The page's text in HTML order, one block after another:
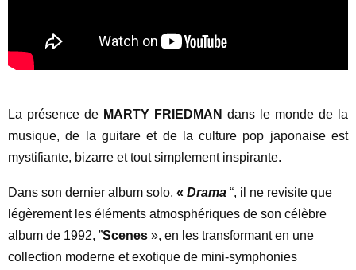
La présence de MARTY FRIEDMAN dans le monde de la
musique, de la guitare et de la culture pop japonaise est
mystifiante, bizarre et tout simplement inspirante.
Dans son dernier album solo, « Drama “, il ne revisite que
légèrement les éléments atmosphériques de son célèbre
album de 1992, ”Scenes », en les transformant en une
collection moderne et exotique de mini-symphonies